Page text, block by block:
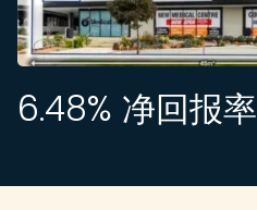
6.48% 净回报率